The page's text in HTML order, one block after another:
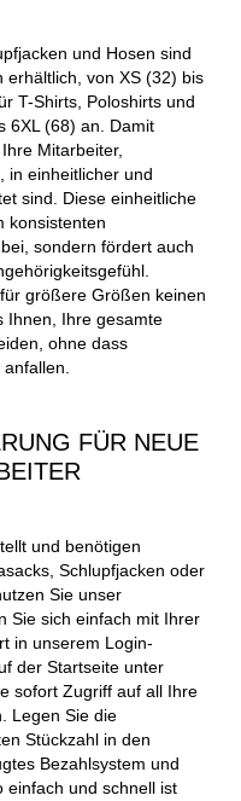
und Hosen sind
erhältlich, von XS (32) bis
T-Shirts, Poloshirts und
6XL (68) an. Damit
Mitarbeiter,
in einheitlicher und
sind. Diese einheitliche
konsistenten
sondern fördert auch
größere Größen keinen
Ihnen, Ihre gesamte
ohne dass
FÜR NEUE
und benötigen
Schlupfjacken oder
Sie unser
Sie sich einfach mit Ihrer
in unserem Login-
der Startseite unter
sofort Zugriff auf all Ihre
Legen Sie die
Stückzahl in den
Bezahlsystem und
einfach und schnell ist